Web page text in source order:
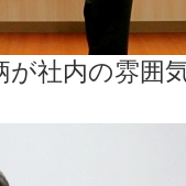
社内の雰囲